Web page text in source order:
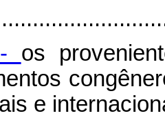
os
e